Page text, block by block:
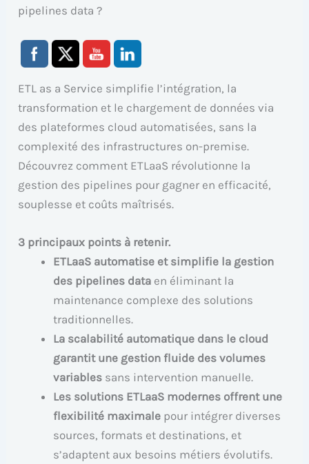
pipelines data ?
ETL as a Service simplifie l’intégration, la
transformation et le chargement de données via
des plateformes cloud automatisées, sans la
complexité des infrastructures on-premise.
Découvrez comment ETLaaS révolutionne la
gestion des pipelines pour gagner en efficacité,
souplesse et coûts maîtrisés.
3 principaux points à retenir.
ETLaaS automatise et simplifie la gestion
des pipelines data en éliminant la
maintenance complexe des solutions
traditionnelles.
La scalabilité automatique dans le cloud
garantit une gestion fluide des volumes
variables sans intervention manuelle.
Les solutions ETLaaS modernes offrent une
flexibilité maximale pour intégrer diverses
sources, formats et destinations, et
s’adaptent aux besoins métiers évolutifs.